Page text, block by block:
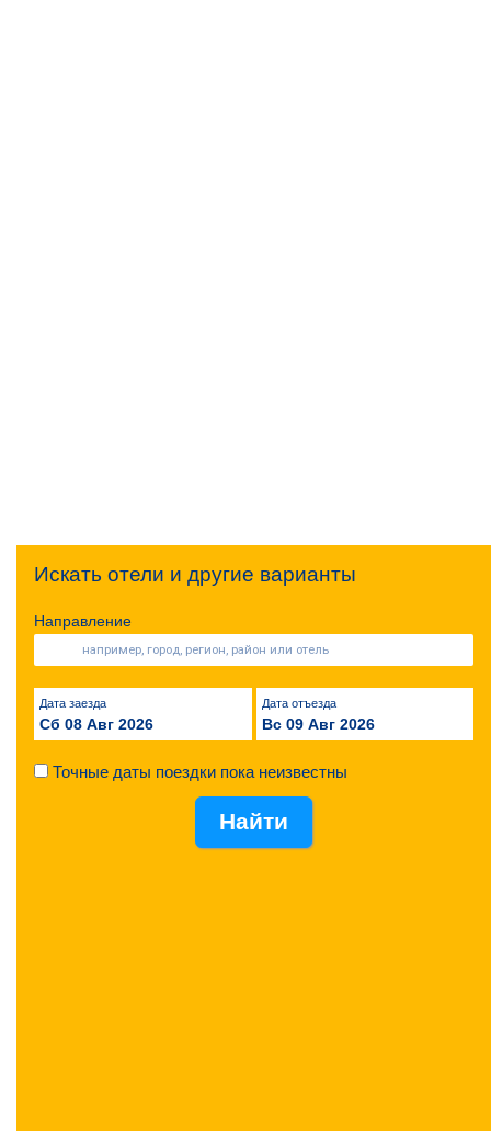
Искать отели и другие варианты
Направление
Дата заезда
Сб 08 Авг 2026
Дата отъезда
Вс 09 Авг 2026
Точные даты поездки пока неизвестны